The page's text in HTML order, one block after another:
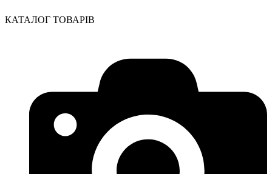
КАТАЛОГ ТОВАРІВ